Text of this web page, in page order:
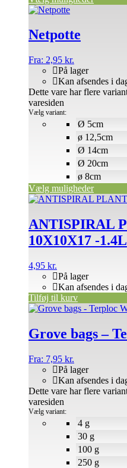
Netpotte
Fra: 2,95 kr.
På lager
Kan afsendes i
Vælg variant:
Vælg muligheder
Dette vare har flere
varesiden
Ø 5cm
ø 12,5cm
Ø 14cm
Ø 20cm
ø 8cm
ANTISPIRAL
10X10X17 -1.4L
4,95 kr.
På lager
Kan afsendes i
Tilføj til kurv
Grove bags –
Fra: 7,95 kr.
På lager
Kan afsendes i
Vælg variant:
Dette vare har flere
varesiden
4 g
30 g
100 g
250 g